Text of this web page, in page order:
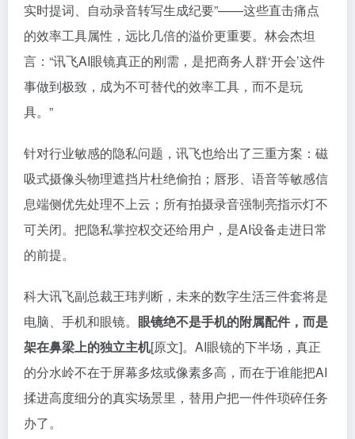
实时提词、自动录音转写生成纪要”——这些直击痛点
的效率工具属性，远比几倍的溢价更重要。林会杰坦
言：“讯飞AI眼镜真正的刚需，是把商务人群‘开会’这件
事做到极致，成为不可替代的效率工具，而不是玩
具。”
针对行业敏感的隐私问题，讯飞也给出了三重方案：磁
吸式摄像头物理遮挡片杜绝偷拍；唇形、语音等敏感信
息端侧优先处理不上云；所有拍摄录音强制亮指示灯不
可关闭。把隐私掌控权交还给用户，是AI设备走进日常
的前提。
科大讯飞副总裁王玮判断，未来的数字生活三件套将是
电脑、手机和眼镜。 眼镜绝不是手机的附属配件，而是
架在鼻梁上的独立主机[原文]。AI眼镜的下半场，真正
的分水岭不在于屏幕多炫或像素多高，而在于谁能把AI
揉进高度细分的真实场景里，替用户把一件件琐碎任务
办了。